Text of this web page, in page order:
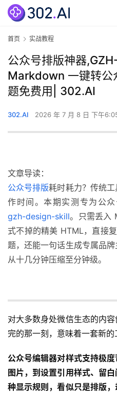
首页 实战教程
公众号排版神器
Markdown 一键转公
题免费用| 302.AI
302.AI 2026 年 7 月 8 日 下午
文章导读：
公众号排版耗时耗力？传统
作时间。本期实测专为公
gzh-design-skill。只需丢入
式不掉的精美 HTML，直接
题，还能一句话生成专属品
从十几分钟压缩至分钟级。
对大多数身处微信生态的内
完的那一刻，意味着一套新的
公众号编辑器对样式支持极
图片，到设置引用样式、留
种显示规则，看似只是排版，